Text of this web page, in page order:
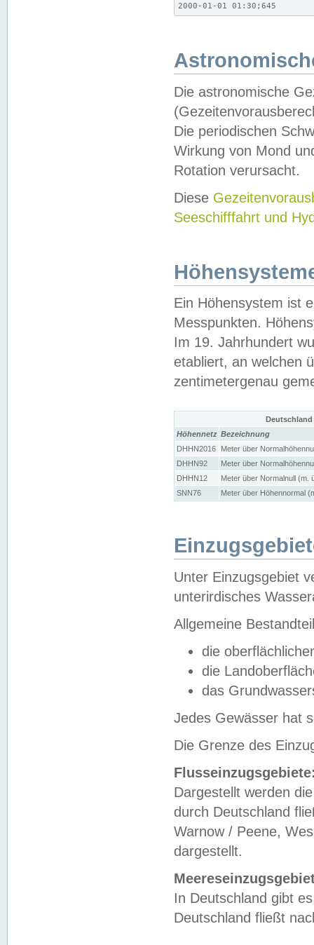
2000-01-01 01:30;645
Die astronomische
Die periodischen
Wirkung von Mond
Rotation verursacht.
Diese
Seeschifffahrt und
Ein Höhensystem ist
Messpunkten.
Im 19. Jahrhundert
etabliert, an welchen
zentimetergenau
Höhennetz Bezeichnung
DHHN2016
Meter über
DHHN92
Meter über
DHHN12
Meter über Normalnull (m.
SNN76
Meter über Höhennormal
Unter Einzugsgebiet
unterirdisches
Allgemeine
die
die
das
Jedes Gewässer hat
Die Grenze des
Dargestellt werden
durch Deutschland
Warnow / Peene,
dargestellt.
In Deutschland gibt
Deutschland fließt